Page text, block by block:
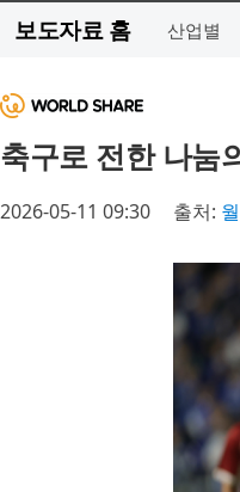
보도자료 홈 산업별
축구로 전한 나눔
2026-05-11 09:30 출처: